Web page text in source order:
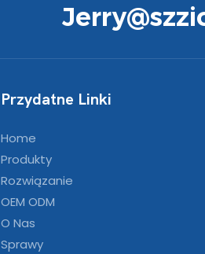
Przydatne Linki
Home
Produkty
Rozwiązanie
OEM ODM
O Nas
Sprawy